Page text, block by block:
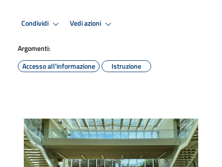
Condividi Vedi azioni
Argomenti:
Accesso all'informazione
Istruzione